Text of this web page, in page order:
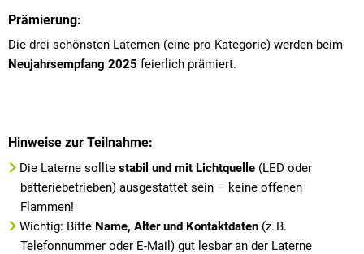
Prämierung:
Die drei schönsten Laternen (eine pro Kategorie) werden beim
Neujahrsempfang 2025 feierlich prämiert.
Hinweise zur Teilnahme:
Die Laterne sollte stabil und mit Lichtquelle (LED oder
batteriebetrieben) ausgestattet sein – keine offenen
Flammen!
Wichtig: Bitte Name, Alter und Kontaktdaten (z. B.
Telefonnummer oder E-Mail) gut lesbar an der Laterne